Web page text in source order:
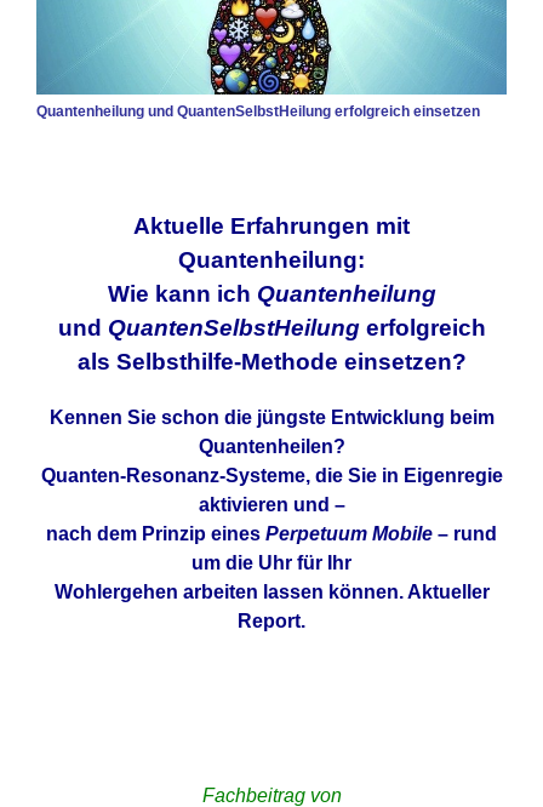
Quantenheilung und QuantenSelbstHeilung erfolgreich einsetzen
Aktuelle Erfahrungen mit
Quantenheilung:
Wie kann ich Quantenheilung
und QuantenSelbstHeilungerfolgreich
als Selbsthilfe-Methode einsetzen?
Kennen Sie schon die jüngste Entwicklung beim
Quantenheilen?
Quanten-Resonanz-Systeme, die Sie in Eigenregie
aktivieren und –
nach dem Prinzip eines Perpetuum Mobile – rund
um die Uhr für Ihr
Wohlergehen arbeiten lassen können. Aktueller
Report.
Fachbeitrag von